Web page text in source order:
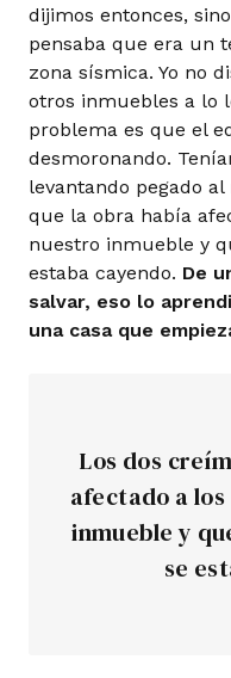
dijimos entonces,
pensaba que era un
zona sísmica. Yo no
otros inmuebles a lo
problema es que el
desmoronando.
levantando pegado
que la obra había
nuestro inmueble y
estaba cayendo. De
salvar, eso lo
una casa que
Los dos
afectado a
inmueble y
se